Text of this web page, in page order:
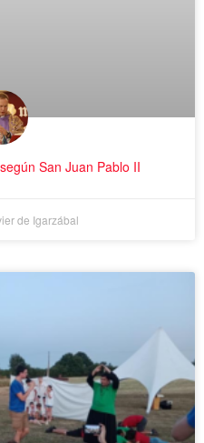
San Juan Pablo II
de Igarzábal